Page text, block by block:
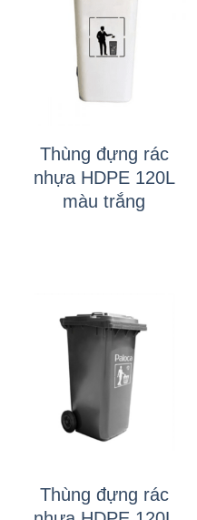
Thùng đựng rác
nhựa HDPE 120L
màu trắng
Thùng đựng rác